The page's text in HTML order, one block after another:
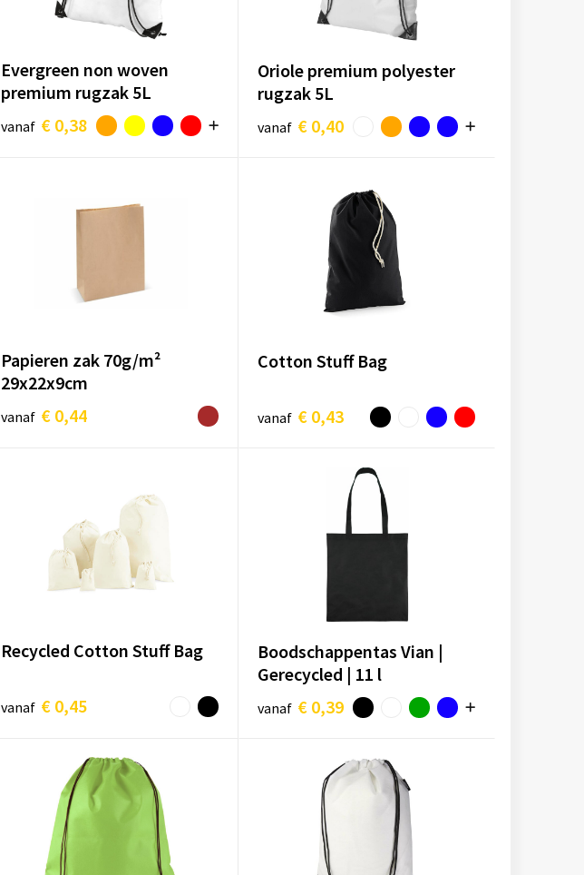
Evergreen non woven
premium rugzak 5L
vanaf € 0,38
Oriole premium polyester
rugzak 5L
vanaf € 0,40
Papieren zak 70g/m²
29x22x9cm
vanaf € 0,44
Cotton Stuff Bag
vanaf € 0,43
Recycled Cotton Stuff Bag
vanaf € 0,45
Boodschappentas Vian |
Gerecycled | 11 l
vanaf € 0,39